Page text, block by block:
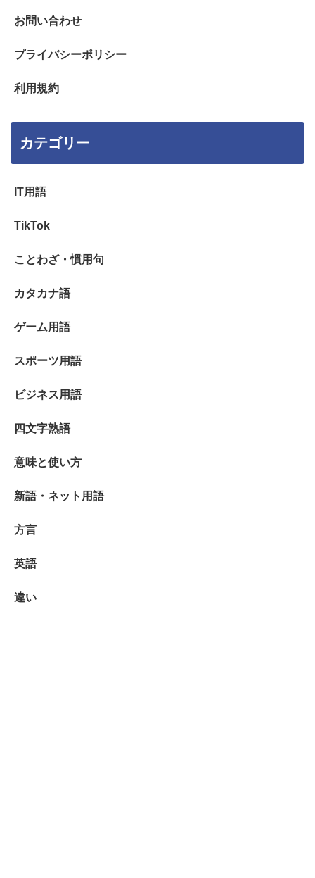
お問い合わせ
プライバシーポリシー
利用規約
カテゴリー
IT用語
TikTok
ことわざ・慣用句
カタカナ語
ゲーム用語
スポーツ用語
ビジネス用語
四文字熟語
意味と使い方
新語・ネット用語
方言
英語
違い